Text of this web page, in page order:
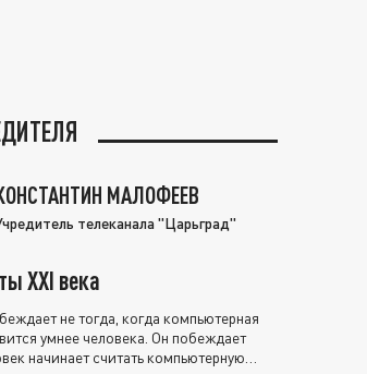
МАЛОФЕЕВ
телеканала "Царьград"
XXI века
не тогда, когда компьютерная
умнее человека. Он побеждает
начинает считать компьютерную